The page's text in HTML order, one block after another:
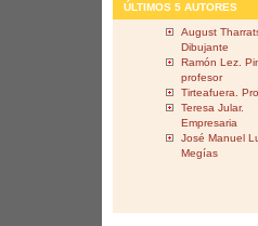
ÚLTIMOS 5 AUTORES
August
Dibujante
Ramón Lez.
profesor
Tirteafuera.
Teresa Jular.
Empresaria
José Manuel
Megías